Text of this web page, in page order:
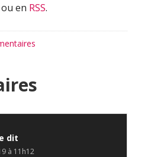
ou en RSS.
dit
à 11h12